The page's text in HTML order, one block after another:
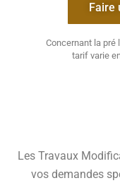
Faire
Concernant la pré
tarif varie
Les Travaux
vos demandes